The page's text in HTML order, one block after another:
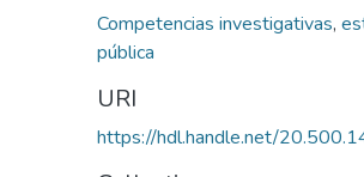
Competencias investigativas,
pública
URI
https://hdl.handle.net/